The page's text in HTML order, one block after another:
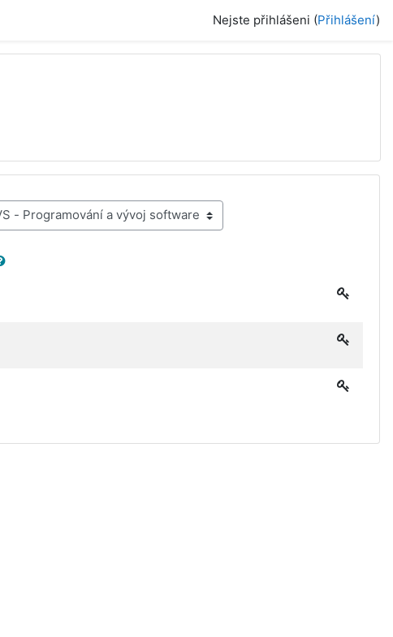
Nejste přihlášeni (Přihlášení)